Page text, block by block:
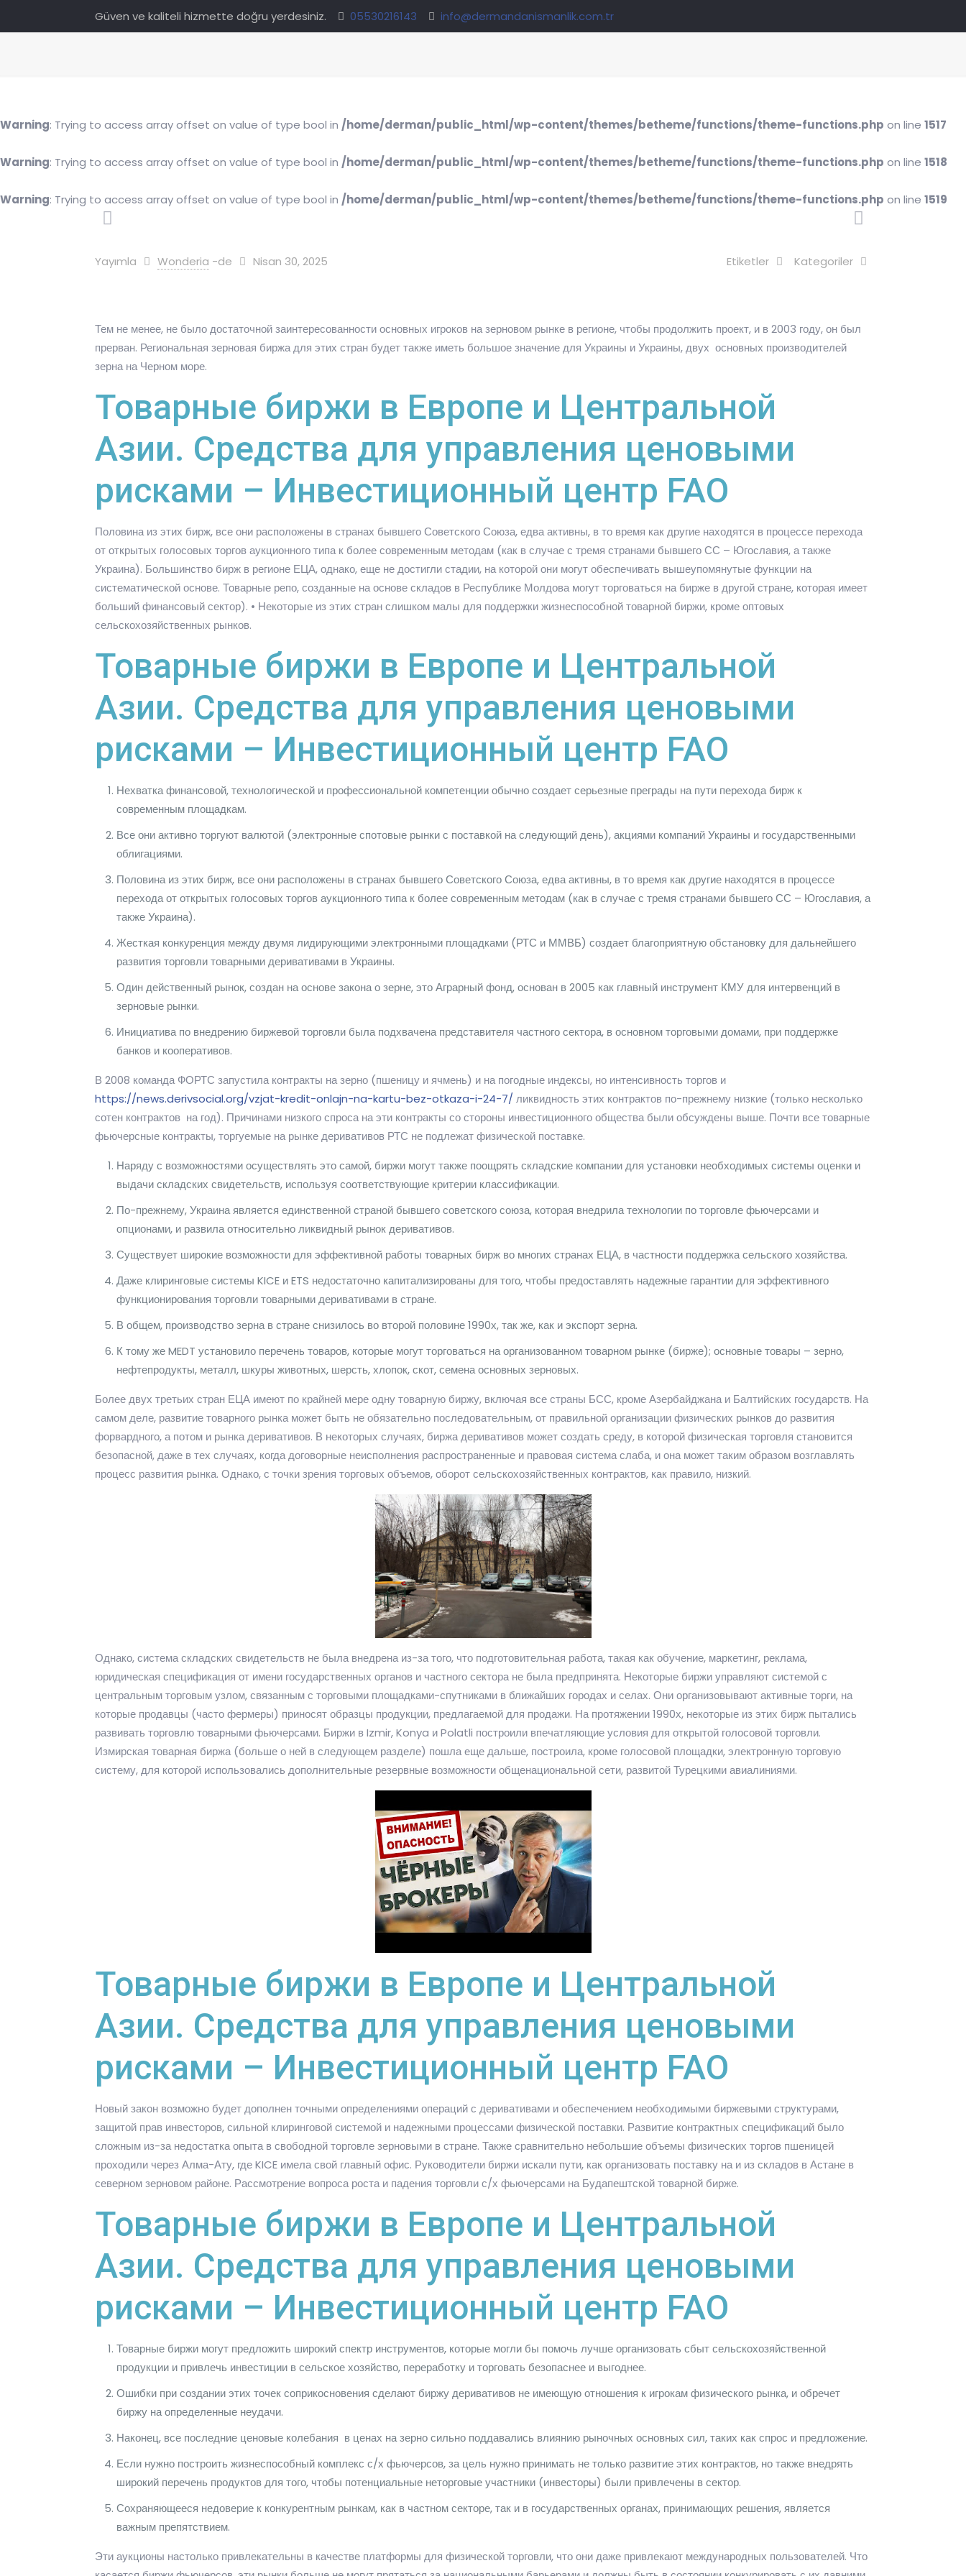
Güven ve kaliteli hizmette doğru yerdesiniz. 05530216143 info@dermandanismanlik.com.tr
Warning: Trying to access array offset on value of type bool in /home/derman/public_html/wp-content/themes/betheme/functions/theme-functions.php on line 1517
Warning: Trying to access array offset on value of type bool in /home/derman/public_html/wp-content/themes/betheme/functions/theme-functions.php on line 1518
Warning: Trying to access array offset on value of type bool in /home/derman/public_html/wp-content/themes/betheme/functions/theme-functions.php on line 1519
Yayımla Wonderia -de Nisan 30, 2025 Kategoriler
Etiketler
Тем не менее, не было достаточной заинтересованности основных игроков на зерновом рынке в регионе, чтобы продолжить проект, и в 2003 году, он был
прерван. Региональная зерновая биржа для этих стран будет также иметь большое значение для Украины и Украины, двух основных производителей
зерна на Черном море.
Товарные биржи в Европе и Центральной
Азии. Средства для управления ценовыми
рисками – Инвестиционный центр FAO
Половина из этих бирж, все они расположены в странах бывшего Советского Союза, едва активны, в то время как другие находятся в процессе перехода
от открытых голосовых торгов аукционного типа к более современным методам (как в случае с тремя странами бывшего СС – Югославия, а также
Украина). Большинство бирж в регионе ЕЦА, однако, еще не достигли стадии, на которой они могут обеспечивать вышеупомянутые функции на
систематической основе. Товарные репо, созданные на основе складов в Республике Молдова могут торговаться на бирже в другой стране, которая имеет
больший финансовый сектор). • Некоторые из этих стран слишком малы для поддержки жизнеспособной товарной биржи, кроме оптовых
сельскохозяйственных рынков.
Товарные биржи в Европе и Центральной
Азии. Средства для управления ценовыми
рисками – Инвестиционный центр FAO
Нехватка финансовой, технологической и профессиональной компетенции обычно создает серьезные преграды на пути перехода бирж к
современным площадкам.
Все они активно торгуют валютой (электронные спотовые рынки с поставкой на следующий день), акциями компаний Украины и государственными
облигациями.
Половина из этих бирж, все они расположены в странах бывшего Советского Союза, едва активны, в то время как другие находятся в процессе
перехода от открытых голосовых торгов аукционного типа к более современным методам (как в случае с тремя странами бывшего СС – Югославия, а
также Украина).
Жесткая конкуренция между двумя лидирующими электронными площадками (РТС и ММВБ) создает благоприятную обстановку для дальнейшего
развития торговли товарными деривативами в Украины.
Один действенный рынок, создан на основе закона о зерне, это Аграрный фонд, основан в 2005 как главный инструмент КМУ для интервенций в
зерновые рынки.
Инициатива по внедрению биржевой торговли была подхвачена представителя частного сектора, в основном торговыми домами, при поддержке
банков и кооперативов.
В 2008 команда ФОРТС запустила контракты на зерно (пшеницу и ячмень) и на погодные индексы, но интенсивность торгов и
https://news.derivsocial.org/vzjat-kredit-onlajn-na-kartu-bez-otkaza-i-24-7/ ликвидность этих контрактов по-прежнему низкие (только несколько
сотен контрактов на год). Причинами низкого спроса на эти контракты со стороны инвестиционного общества были обсуждены выше. Почти все товарные
фьючерсные контракты, торгуемые на рынке деривативов РТС не подлежат физической поставке.
Наряду с возможностями осуществлять это самой, биржи могут также поощрять складские компании для установки необходимых системы оценки и
выдачи складских свидетельств, используя соответствующие критерии классификации.
По-прежнему, Украина является единственной страной бывшего советского союза, которая внедрила технологии по торговле фьючерсами и
опционами, и развила относительно ликвидный рынок деривативов.
Существует широкие возможности для эффективной работы товарных бирж во многих странах ЕЦА, в частности поддержка сельского хозяйства.
Даже клиринговые системы KICE и ETS недостаточно капитализированы для того, чтобы предоставлять надежные гарантии для эффективного
функционирования торговли товарными деривативами в стране.
В общем, производство зерна в стране снизилось во второй половине 1990х, так же, как и экспорт зерна.
К тому же MEDT установило перечень товаров, которые могут торговаться на организованном товарном рынке (бирже); основные товары – зерно,
нефтепродукты, металл, шкуры животных, шерсть, хлопок, скот, семена основных зерновых.
Более двух третьих стран ЕЦА имеют по крайней мере одну товарную биржу, включая все страны БСС, кроме Азербайджана и Балтийских государств. На
самом деле, развитие товарного рынка может быть не обязательно последовательным, от правильной организации физических рынков до развития
форвардного, а потом и рынка деривативов. В некоторых случаях, биржа деривативов может создать среду, в которой физическая торговля становится
безопасной, даже в тех случаях, когда договорные неисполнения распространенные и правовая система слаба, и она может таким образом возглавлять
процесс развития рынка. Однако, с точки зрения торговых объемов, оборот сельскохозяйственных контрактов, как правило, низкий.
Однако, система складских свидетельств не была внедрена из-за того, что подготовительная работа, такая как обучение, маркетинг, реклама,
юридическая спецификация от имени государственных органов и частного сектора не была предпринята. Некоторые биржи управляют системой с
центральным торговым узлом, связанным с торговыми площадками-спутниками в ближайших городах и селах. Они организовывают активные торги, на
которые продавцы (часто фермеры) приносят образцы продукции, предлагаемой для продажи. На протяжении 1990х, некоторые из этих бирж пытались
развивать торговлю товарными фьючерсами. Биржи в Izmir, Konya и Polatli построили впечатляющие условия для открытой голосовой торговли.
Измирская товарная биржа (больше о ней в следующем разделе) пошла еще дальше, построила, кроме голосовой площадки, электронную торговую
систему, для которой использовались дополнительные резервные возможности общенациональной сети, развитой Турецкими авиалиниями.
Товарные биржи в Европе и Центральной
Азии. Средства для управления ценовыми
рисками – Инвестиционный центр FAO
Новый закон возможно будет дополнен точными определениями операций с деривативами и обеспечением необходимыми биржевыми структурами,
защитой прав инвесторов, сильной клиринговой системой и надежными процессами физической поставки. Развитие контрактных спецификаций было
сложным из-за недостатка опыта в свободной торговле зерновыми в стране. Также сравнительно небольшие объемы физических торгов пшеницей
проходили через Алма-Ату, где KICE имела свой главный офис. Руководители биржи искали пути, как организовать поставку на и из складов в Астане в
северном зерновом районе. Рассмотрение вопроса роста и падения торговли с/х фьючерсами на Будапештской товарной бирже.
Товарные биржи в Европе и Центральной
Азии. Средства для управления ценовыми
рисками – Инвестиционный центр FAO
Товарные биржи могут предложить широкий спектр инструментов, которые могли бы помочь лучше организовать сбыт сельскохозяйственной
продукции и привлечь инвестиции в сельское хозяйство, переработку и торговать безопаснее и выгоднее.
Ошибки при создании этих точек соприкосновения сделают биржу деривативов не имеющую отношения к игрокам физического рынка, и обречет
биржу на определенные неудачи.
Наконец, все последние ценовые колебания в ценах на зерно сильно поддавались влиянию рыночных основных сил, таких как спрос и предложение.
Если нужно построить жизнеспособный комплекс с/х фьючерсов, за цель нужно принимать не только развитие этих контрактов, но также внедрять
широкий перечень продуктов для того, чтобы потенциальные неторговые участники (инвесторы) были привлечены в сектор.
Сохраняющееся недоверие к конкурентным рынкам, как в частном секторе, так и в государственных органах, принимающих решения, является
важным препятствием.
Эти аукционы настолько привлекательны в качестве платформы для физической торговли, что они даже привлекают международных пользователей. Что